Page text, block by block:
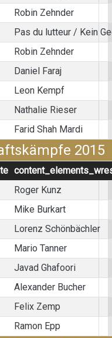
Robin Zehnder
Pas du lutteur / Kein
Robin Zehnder
Daniel Faraj
Leon Kempf
Nathalie Rieser
Farid Shah Mardi
2015
Roger Kunz
Mike Burkart
Lorenz Schönbächler
Mario Tanner
Javad Ghafoori
Alexander Bucher
Felix Zemp
Ramon Epp